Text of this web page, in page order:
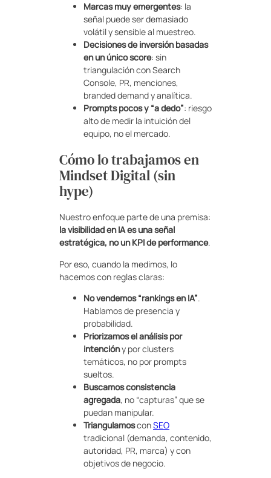
Marcas muy emergentes: la
señal puede ser demasiado
volátil y sensible al muestreo.
Decisiones de inversión basadas
en un único score: sin
triangulación con Search
Console, PR, menciones,
branded demand y analítica.
Prompts pocos y “a dedo”: riesgo
alto de medir la intuición del
equipo, no el mercado.
Cómo lo trabajamos en
Mindset Digital (sin
hype)
Nuestro enfoque parte de una premisa:
la visibilidad en IA es una señal
estratégica, no un KPI de performance.
Por eso, cuando la medimos, lo
hacemos con reglas claras:
No vendemos “rankings en IA”.
Hablamos de presencia y
probabilidad.
Priorizamos el análisis por
intencióny por clusters
temáticos, no por prompts
sueltos.
Buscamos consistencia
agregada, no “capturas” que se
puedan manipular.
TriangulamosconSEO
tradicional (demanda, contenido,
autoridad, PR, marca) y con
objetivos de negocio.